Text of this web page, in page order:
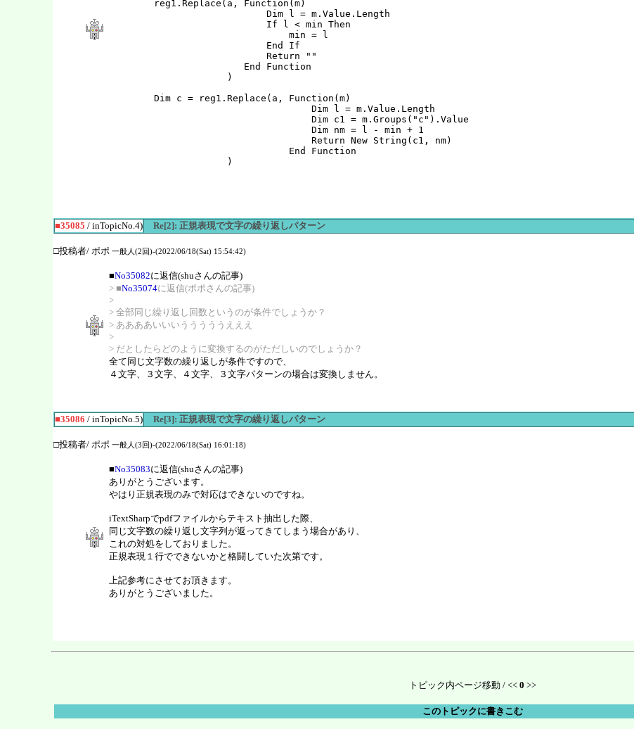
        reg1.Replace(a, Function(m)
                            Dim l = m.Value.Length
                            If l < min Then
                                min = l
                            End If
                            Return ""
                        End Function
                     )
        Dim c = reg1.Replace(a, Function(m)
                                    Dim l = m.Value.Length
                                    Dim c1 = m.Groups("c").Value
                                    Dim nm = l - min + 1
                                    Return New String(c1, nm)
                                End Function
■35085 / inTopicNo.4)
Re[2]: 正規表現で文字の繰り返しパターン
□投稿者/ ポポ 一般人(2回)-(2022/06/18(Sat) 15:54:42)
■No35082に返信(shuさんの記事)
> ■No35074に返信(ポポさんの記事)
>
> 全部同じ繰り返し回数というのが条件でしょうか？
> ああああいいいうううううえええ
>
> だとしたらどのように変換するのがただしいのでしょうか？
全て同じ文字数の繰り返しが条件ですので、
４文字、３文字、４文字、３文字パターンの場合は変換しません。
■35086 / inTopicNo.5)
Re[3]: 正規表現で文字の繰り返しパターン
□投稿者/ ポポ 一般人(3回)-(2022/06/18(Sat) 16:01:18)
■No35083に返信(shuさんの記事)
ありがとうございます。
やはり正規表現のみで対応はできないのですね。
iTextSharpでpdfファイルからテキスト抽出した際、
同じ文字数の繰り返し文字列が返ってきてしまう場合があり、
これの対処をしておりました。
正規表現１行でできないかと格闘していた次第です。
上記参考にさせてお頂きます。
ありがとうございました。
トピック内ページ移動 / << 0 >>
このトピックに書きこむ